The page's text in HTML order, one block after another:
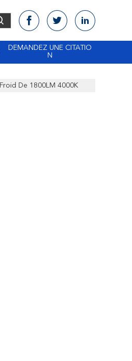
DEMANDEZ UNE CITATIO
N
De 1800LM 4000K